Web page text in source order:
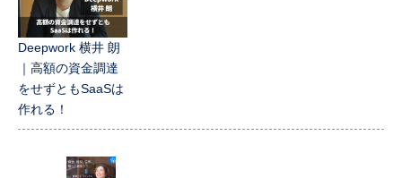
Deepwork 横井 朗
｜高額の資金調達
をせずともSaaSは
作れる！